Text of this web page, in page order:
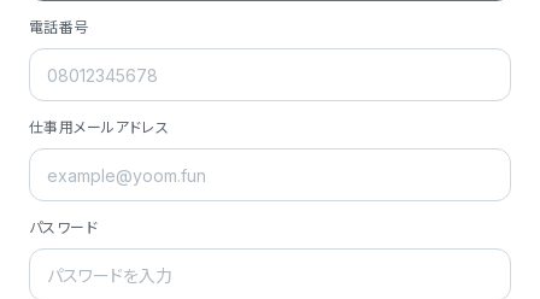
電話番号
仕事用メールアドレス
パスワード